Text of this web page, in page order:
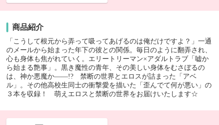
商品紹介
「こうして根元から弄って吸ってあげるのは俺だけですよ？」一通
のメールから始まった年下の彼との関係。毎日のように翻弄され、
心も身体も焦がれていく。エリートリーマン×アダルトラブ「嘘か
ら始まる艶事」。黒き魔性の青年、その美しい身体をむさぼるの
は、神か悪魔か――!? 禁断の世界とエロスが詰まった「アベ
ル」。その他高校生同士の衝撃愛を描いた「歪んでて何が悪い」の
３本を収録！ 萌えエロスと禁断の世界をお届けいたします☆